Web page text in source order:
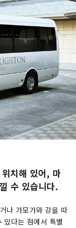
치해 있어, 마
수 있습니다.
나 가모가와 강을 따
있다는 점에서 특별